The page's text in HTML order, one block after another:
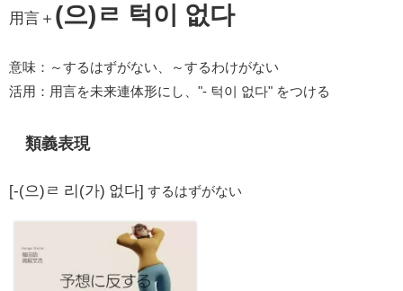
用言＋ (으)ㄹ 턱이 없다
意味：～するはずがない、～するわけがない
活用：用言を未来連体形にし、"- 턱이 없다" をつける
類義表現
[-(으)ㄹ 리(가) 없다] するはずがない